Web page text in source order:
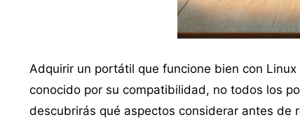
Adquirir un portátil que funcione bien con
conocido por su compatibilidad, no todos los
descubrirás qué aspectos considerar antes de